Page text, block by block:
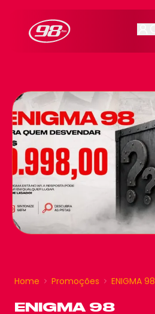
98FM Curitiba
Home Promoções ENIGMA 98
ENIGMA 98